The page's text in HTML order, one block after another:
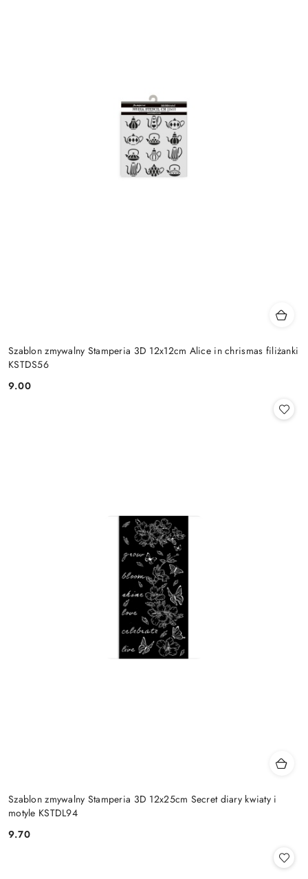
Szablon zmywalny Stamperia 3D 12x12cm Alice in chrismas filiżanki
KSTDS56
Cena:
9.00
Szablon zmywalny Stamperia 3D 12x25cm Secret diary kwiaty i
motyle KSTDL94
Cena:
9.70